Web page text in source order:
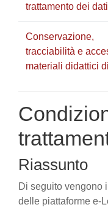
trattamento dei dati
Conservazione,
tracciabilità e
materiali didattici
Riassunto
Di seguito vengono
delle piattaforme e-